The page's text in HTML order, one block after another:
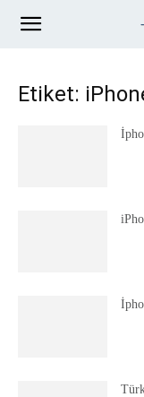
Etiket: